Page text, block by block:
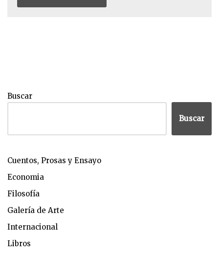
Buscar
Buscar
Cuentos, Prosas y Ensayo
Economia
Filosofía
Galería de Arte
Internacional
Libros